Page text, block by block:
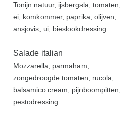
Tonijn natuur, ijsbergsla, tomaten,
ei, komkommer, paprika, olijven,
ansjovis, ui, bieslookdressing
Salade italian
Mozzarella, parmaham,
zongedroogde tomaten, rucola,
balsamico cream, pijnboompitten,
pestodressing